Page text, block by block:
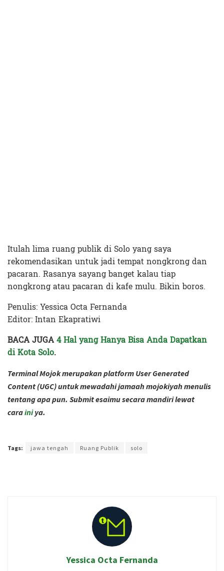
Itulah lima ruang publik di Solo yang saya
rekomendasikan untuk jadi tempat nongkrong dan
pacaran. Rasanya sayang banget kalau tiap
nongkrong atau pacaran di kafe mulu. Bikin boros.
Penulis: Yessica Octa Fernanda
Editor: Intan Ekapratiwi
BACA JUGA4 Hal yang Hanya Bisa Anda Dapatkan
di Kota Solo.
Terminal Mojok merupakan platform User Generated
Content (UGC) untuk mewadahi jamaah mojokiyah menulis
tentang apa pun. Submit esaimu secara mandiri lewat
carainiya.
Tags: jawa tengah Ruang Publik solo
Yessica Octa Fernanda